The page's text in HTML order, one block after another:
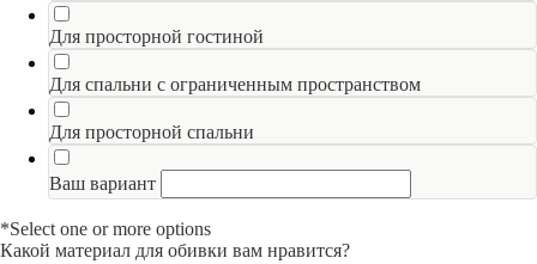
Для просторной гостиной
Для спальни с ограниченным пространством
Для просторной спальни
Ваш вариант
*Select one or more options
Какой материал для обивки вам нравится?